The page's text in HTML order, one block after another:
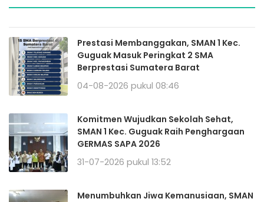
Prestasi Membanggakan, SMAN 1 Kec.
Guguak Masuk Peringkat 2 SMA
Berprestasi Sumatera Barat
04-08-2026 pukul 08:46
Komitmen Wujudkan Sekolah Sehat,
SMAN 1 Kec. Guguak Raih Penghargaan
GERMAS SAPA 2026
31-07-2026 pukul 13:52
Menumbuhkan Jiwa Kemanusiaan, SMAN